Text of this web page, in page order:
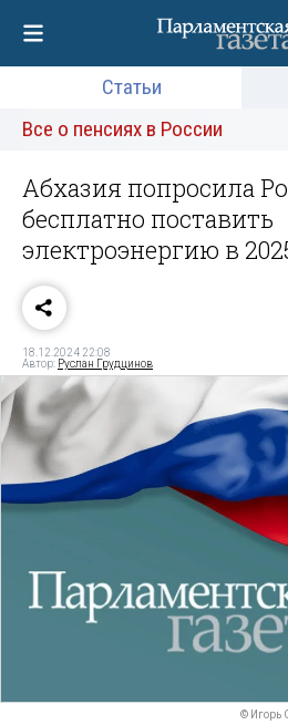
Статьи
Все о пенсиях в России
Абхазия попросила
бесплатно поставить
электроэнергию в
18.12.2024 22:08
Автор: Руслан Грудцинов
© Игорь